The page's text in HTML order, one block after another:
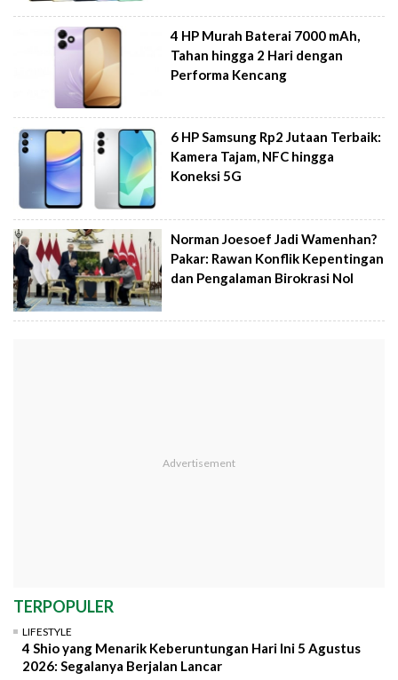
4 HP Murah Baterai 7000 mAh,
Tahan hingga 2 Hari dengan
Performa Kencang
6 HP Samsung Rp2 Jutaan Terbaik:
Kamera Tajam, NFC hingga
Koneksi 5G
Norman Joesoef Jadi Wamenhan?
Pakar: Rawan Konflik Kepentingan
dan Pengalaman Birokrasi Nol
TERPOPULER
LIFESTYLE
4 Shio yang Menarik Keberuntungan Hari Ini 5 Agustus
2026: Segalanya Berjalan Lancar